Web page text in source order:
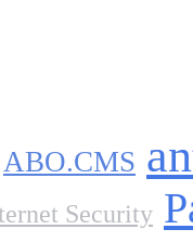
ABO.CMS
Security